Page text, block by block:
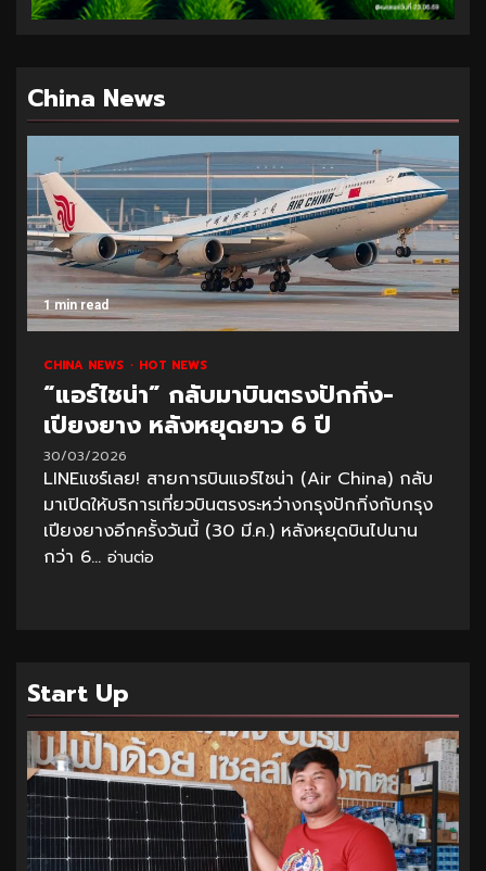
China News
1 min read
CHINA NEWS HOT NEWS
“แอร์ไชน่า” กลับมาบินตรงปักกิ่ง-
เปียงยาง หลังหยุดยาว 6 ปี
30/03/2026
LINEแชร์เลย! สายการบินแอร์ไชน่า (Air China) กลับ
มาเปิดให้บริการเที่ยวบินตรงระหว่างกรุงปักกิ่งกับกรุง
เปียงยางอีกครั้งวันนี้ (30 มี.ค.) หลังหยุดบินไปนาน
กว่า 6... อ่านต่อ
Start Up